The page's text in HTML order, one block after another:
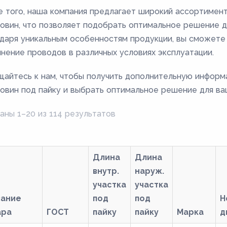
того, наша компания предлагает широкий
что позволяет подобрать оптимальное решение
уникальным особенностям продукции, вы
проводов в различных условиях эксплуатации.
к нам, чтобы получить дополнительную
под пайку и выбрать оптимальное решение для
1–20 из 114 результатов
ГОСТ
Длина
внутр.
участка
под
пайку
Длина
наруж.
участка
под
пайку
Марка